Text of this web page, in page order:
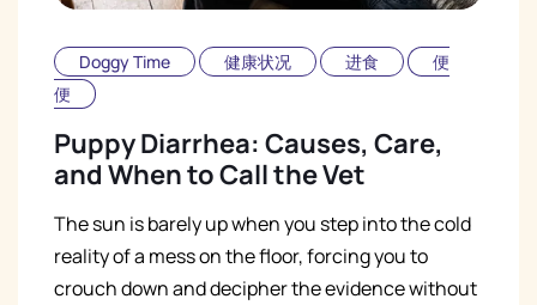
Doggy Time 健康状况 进食
便
便
Puppy Diarrhea: Causes, Care,
and When to Call the Vet
The sun is barely up when you step into the cold
reality of a mess on the floor, forcing you to
crouch down and decipher the evidence without